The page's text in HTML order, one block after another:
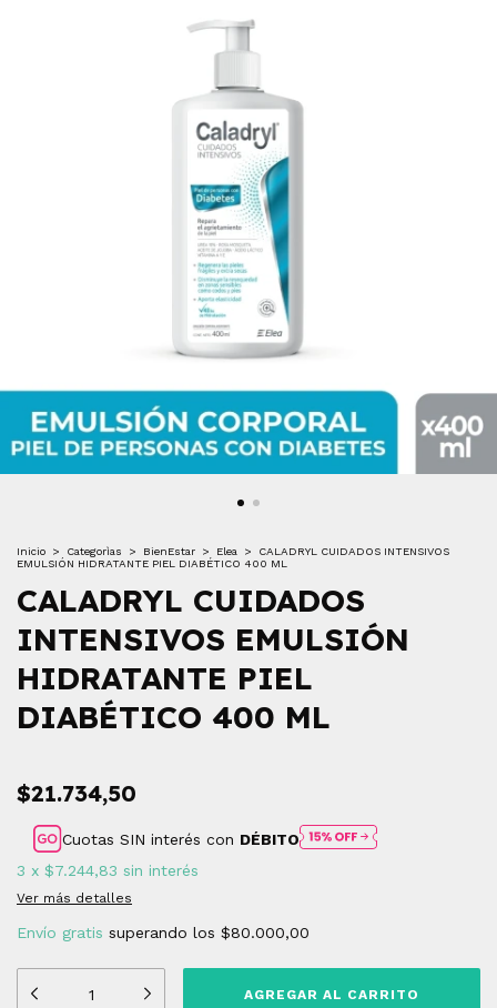
Inicio > Categorìas > BienEstar > Elea >
CALADRYL CUIDADOS INTENSIVOS
EMULSIÓN HIDRATANTE PIEL DIABÉTICO 400 ML
CALADRYL CUIDADOS
INTENSIVOS EMULSIÓN
HIDRATANTE PIEL
DIABÉTICO 400 ML
$21.734,50
Cuotas SIN interés con DÉBITO
3 x $7.244,83 sin interés
Ver más detalles
Envío gratis superando los $80.000,00